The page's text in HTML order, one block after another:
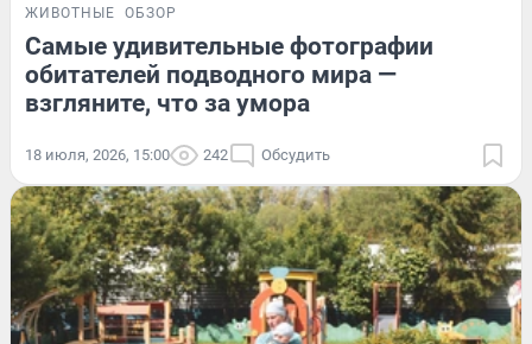
ЖИВОТНЫЕ ОБЗОР
Самые удивительные фотографии
обитателей подводного мира —
взгляните, что за умора
18 июля, 2026, 15:00 242 Обсудить